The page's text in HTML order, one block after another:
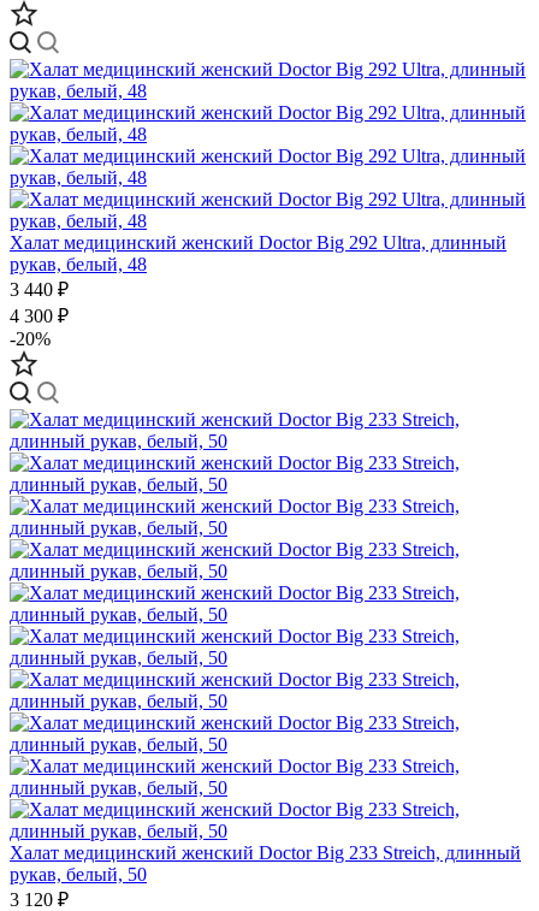
Халат медицинский женский Doctor Big 292 Ultra, длинный
рукав, белый, 48
3 440 ₽
4 300 ₽
-20%
Халат медицинский женский Doctor Big 233 Streich, длинный
рукав, белый, 50
3 120 ₽